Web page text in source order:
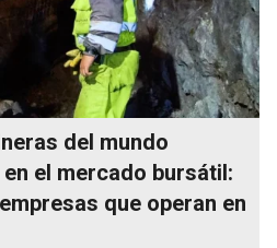
del mundo
el mercado bursátil:
que operan en